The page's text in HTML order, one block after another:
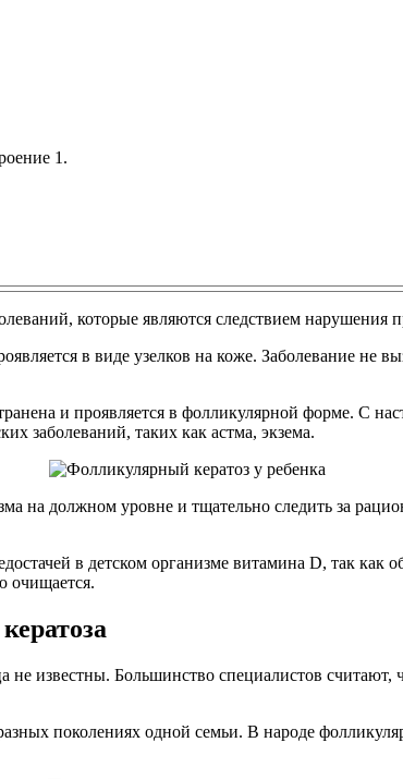
1.
которые являются следствием
в виде узелков на коже. Заболевание не
и проявляется в фолликулярной форме. С
заболеваний, таких как астма, экзема.
должном уровне и тщательно следить за
в детском организме витамина D, так как
очищается.
известны. Большинство специалистов
поколениях одной семьи. В народе